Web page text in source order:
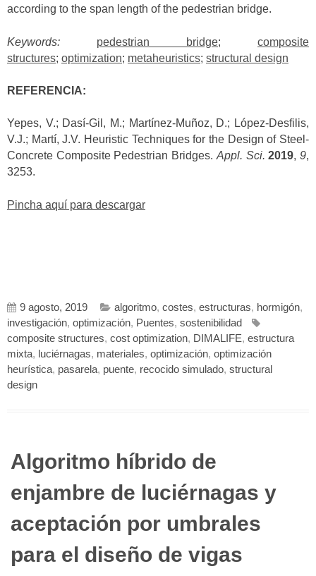
according to the span length of the pedestrian bridge.
Keywords: pedestrian bridge; composite
structures; optimization; metaheuristics; structural design
REFERENCIA:
Yepes, V.; Dasí-Gil, M.; Martínez-Muñoz, D.; López-Desfilis,
V.J.; Martí, J.V. Heuristic Techniques for the Design of Steel-
Concrete Composite Pedestrian Bridges. Appl. Sci. 2019,9,
3253.
Pincha aquí para descargar
9 agosto, 2019 algoritmo, costes, estructuras, hormigón,
investigación, optimización, Puentes, sostenibilidad
composite structures, cost optimization, DIMALIFE, estructura
mixta, luciérnagas, materiales, optimización, optimización
heurística, pasarela, puente, recocido simulado, structural
design
Algoritmo híbrido de
enjambre de luciérnagas y
aceptación por umbrales
para el diseño de vigas